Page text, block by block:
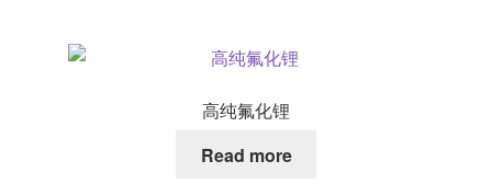
高纯氟化锂
Read more